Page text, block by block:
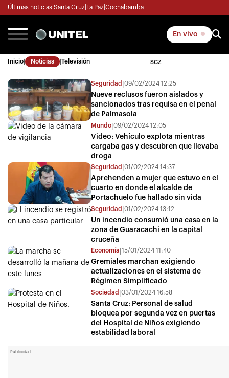
Últimas noticias Santa Cruz La Paz Cochabamba
En vivo
Inicio Noticias Televisión SCZ
Seguridad |09/02/2024 12:25
Nueve reclusos fueron aislados y
sancionados tras requisa en el penal
de Palmasola
Mundo |09/02/2024 12:05
Video: Vehículo explota mientras
cargaba gas y descubren que llevaba
droga
Seguridad |01/02/2024 14:37
Aprehenden a mujer que estuvo en el
cuarto en donde el alcalde de
Portachuelo fue hallado sin vida
Seguridad |01/02/2024 13:12
Un incendio consumió una casa en la
zona de Guaracachi en la capital
cruceña
Economía |15/01/2024 11:40
Gremiales marchan exigiendo
actualizaciones en el sistema de
Régimen Simplificado
Sociedad |03/01/2024 16:58
Santa Cruz: Personal de salud
bloquea por segunda vez en puertas
del Hospital de Niños exigiendo
estabilidad laboral
Publicidad